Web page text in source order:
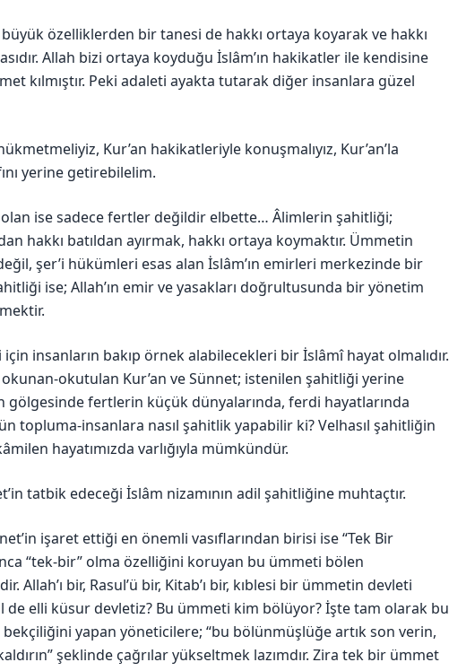
özelliklerden bir tanesi de hakkı ortaya koyarak ve hakkı
Allah bizi ortaya koyduğu İslâm’ın hakikatler ile kendisine
kılmıştır. Peki adaleti ayakta tutarak diğer insanlara güzel
hükmetmeliyiz, Kur’an hakikatleriyle konuşmalıyız, Kur’an’la
yerine getirebilelim.
ise sadece fertler değildir elbette… Âlimlerin şahitliği;
hakkı batıldan ayırmak, hakkı ortaya koymaktır. Ümmetin
şer’i hükümleri esas alan İslâm’ın emirleri merkezinde bir
ise; Allah’ın emir ve yasakları doğrultusunda bir yönetim
insanların bakıp örnek alabilecekleri bir İslâmî hayat olmalıdır.
okutulan Kur’an ve Sünnet; istenilen şahitliği yerine
gölgesinde fertlerin küçük dünyalarında, ferdi hayatlarında
topluma-insanlara nasıl şahitlik yapabilir ki? Velhasıl şahitliğin
hayatımızda varlığıyla mümkündür.
tatbik edeceği İslâm nizamının adil şahitliğine muhtaçtır.
işaret ettiği en önemli vasıflarından birisi ise “Tek Bir
“tek-bir” olma özelliğini koruyan bu ümmeti bölen
Allah’ı bir, Rasul’ü bir, Kitab’ı bir, kıblesi bir ümmetin devleti
de elli küsur devletiz? Bu ümmeti kim bölüyor? İşte tam olarak bu
yapan yöneticilere; “bu bölünmüşlüğe artık son verin,
şeklinde çağrılar yükseltmek lazımdır. Zira tek bir ümmet